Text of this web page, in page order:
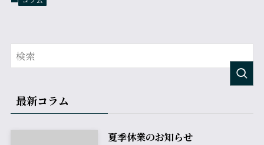
最新コラム
夏季休業のお知らせ